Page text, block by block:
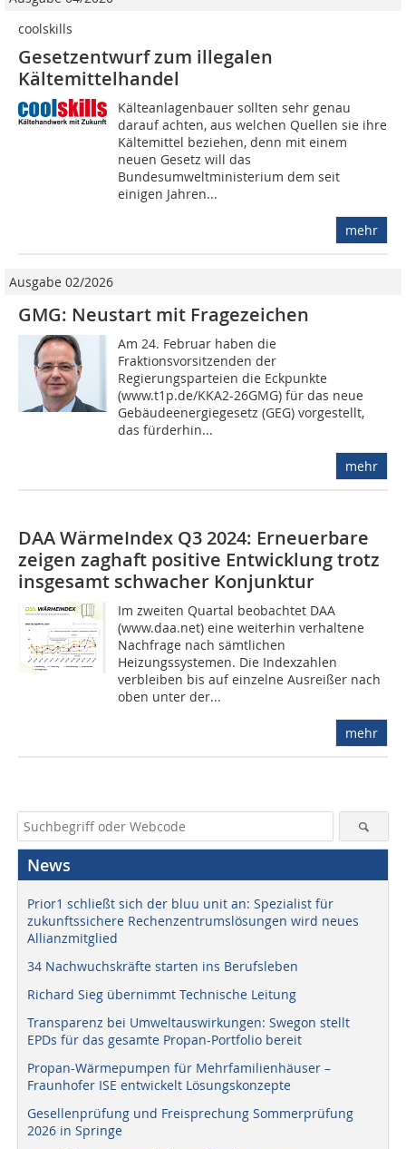
coolskills
Gesetzentwurf zum illegalen
Kältemittelhandel
Kälteanlagenbauer sollten sehr genau
darauf achten, aus welchen Quellen sie ihre
Kältemittel beziehen, denn mit einem
neuen Gesetz will das
Bundesumweltministerium dem seit
einigen Jahren...
mehr
Ausgabe 02/2026
GMG: Neustart mit Fragezeichen
Am 24. Februar haben die
Fraktionsvorsitzenden der
Regierungsparteien die Eckpunkte
(www.t1p.de/KKA2-26GMG) für das neue
Gebäudeenergiege­setz (GEG) vorgestellt,
das fürderhin...
mehr
DAA WärmeIndex Q3 2024: Erneuerbare
zeigen zaghaft positive Entwicklung trotz
insgesamt schwacher Konjunktur
Im zweiten Quartal beobachtet DAA
(www.daa.net) eine weiterhin verhaltene
Nachfrage nach sämtlichen
Heizungssystemen. Die Indexzahlen
verbleiben bis auf einzelne Ausreißer nach
oben unter der...
mehr
News
Prior1 schließt sich der bluu unit an: Spezialist für
zukunftssichere Rechenzentrumslösungen wird neues
Allianzmitglied
34 Nachwuchskräfte starten ins Berufsleben
Richard Sieg übernimmt Technische Leitung
Transparenz bei Umweltauswirkungen: Swegon stellt
EPDs für das gesamte Propan-Portfolio bereit
Propan-Wärmepumpen für Mehrfamilienhäuser –
Fraunhofer ISE entwickelt Lösungskonzepte
Gesellenprüfung und Freisprechung Sommerprüfung
2026 in Springe